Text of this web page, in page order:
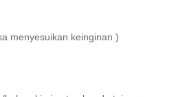
menyesuikan keinginan )